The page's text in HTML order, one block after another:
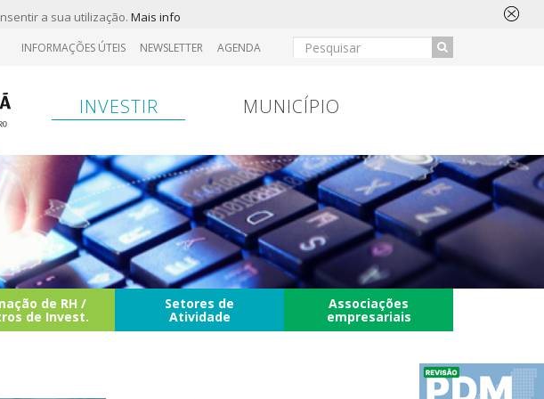
a sua utilização. Mais info
INFORMAÇÕES ÚTEIS NEWSLETTER AGENDA
INVESTIR MUNICÍPIO
de RH /
de Invest.
Setores de
Atividade
Associações
empresariais